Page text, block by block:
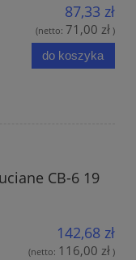
87,33 zł
(netto: 71,00 zł )
do koszyka
CB-6 19
142,68 zł
(netto: 116,00 zł )